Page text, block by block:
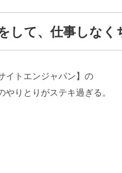
して、仕事しな
イトエンジャパン】の
やりとりがステキ過ぎる。